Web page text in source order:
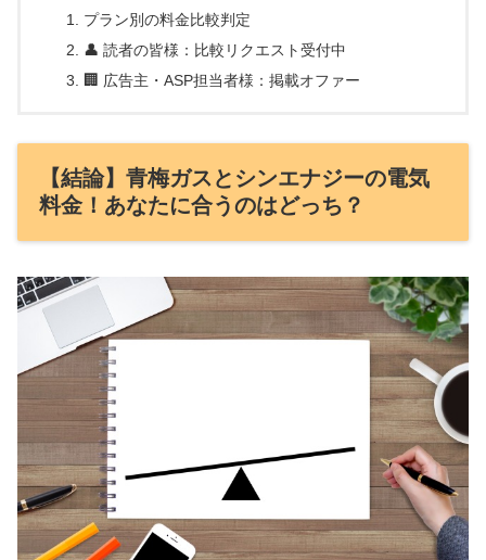
プラン別の料金比較判定
👤 読者の皆様：比較リクエスト受付中
🏢 広告主・ASP担当者様：掲載オファー
【結論】青梅ガスとシンエナジーの電気
料金！あなたに合うのはどっち？